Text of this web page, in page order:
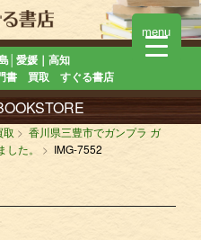
│愛媛｜高知
書 買取 すぐる書店
取
香川県三豊市でガンプラ ガ
た。
IMG-7552
menu